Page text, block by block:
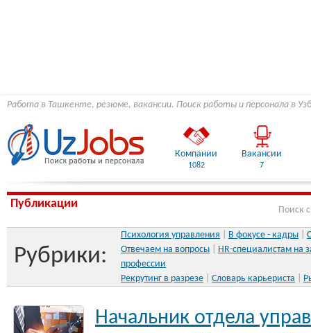
Работа в Ташкенте, резюме, вакансии. Поиск работы и персонала в
Компании
1082
Вакансии
7
Публикации Поиск
Рубрики:
Психология управления В фокусе - кадры
Отвечаем на вопросы
HR-специалистам на
профессии
Рекрутинг в разрезе
Словарь карьериста
Начальник отдела